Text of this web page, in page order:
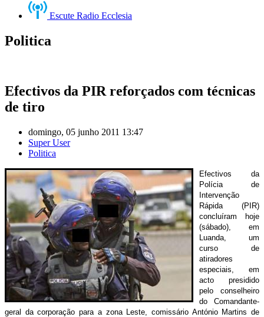
Escute Radio Ecclesia
Politica
Efectivos da PIR reforçados com técnicas
de tiro
domingo, 05 junho 2011 13:47
Super User
Politica
Efectivos da
Polícia de
Intervenção
Rápida (PIR)
concluíram hoje
(sábado), em
Luanda, um
curso de
atiradores
especiais, em
acto presidido
pelo conselheiro
do Comandante-
geral da corporação para a zona Leste, comissário António Martins de